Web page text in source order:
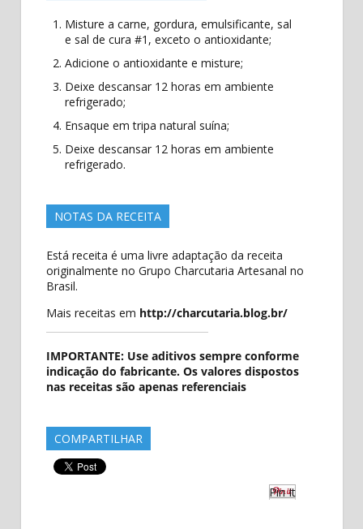
Misture a carne, gordura, emulsificante, sal
e sal de cura #1, exceto o antioxidante;
Adicione o antioxidante e misture;
Deixe descansar 12 horas em ambiente
refrigerado;
Ensaque em tripa natural suína;
Deixe descansar 12 horas em ambiente
refrigerado.
NOTAS DA RECEITA
Está receita é uma livre adaptação da receita
originalmente no Grupo Charcutaria Artesanal no
Brasil.
Mais receitas em http://charcutaria.blog.br/
IMPORTANTE: Use aditivos sempre conforme
indicação do fabricante. Os valores dispostos
nas receitas são apenas referenciais
COMPARTILHAR
Pin It